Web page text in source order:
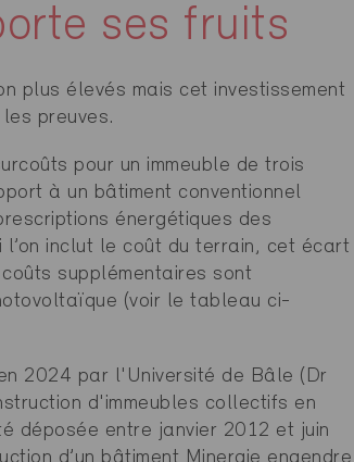
ses fruits
plus élevés mais cet investissement
preuves.
pour un immeuble de trois
à un bâtiment conventionnel
énergétiques des
l’on inclut le coût du terrain, cet écart
supplémentaires sont
(voir le tableau ci-
2024 par l'Université de Bâle (Dr
d'immeubles collectifs en
déposée entre janvier 2012 et juin